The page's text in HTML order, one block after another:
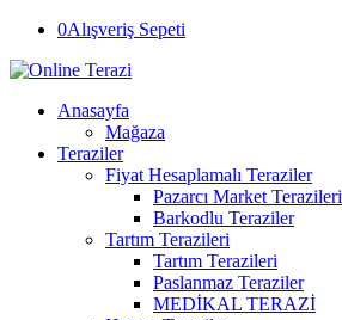
0Alışveriş Sepeti
Anasayfa
Mağaza
Teraziler
Fiyat Hesaplamalı Teraziler
Pazarcı Market Terazileri
Barkodlu Teraziler
Tartım Terazileri
Tartım Terazileri
Paslanmaz Teraziler
MEDİKAL TERAZİ